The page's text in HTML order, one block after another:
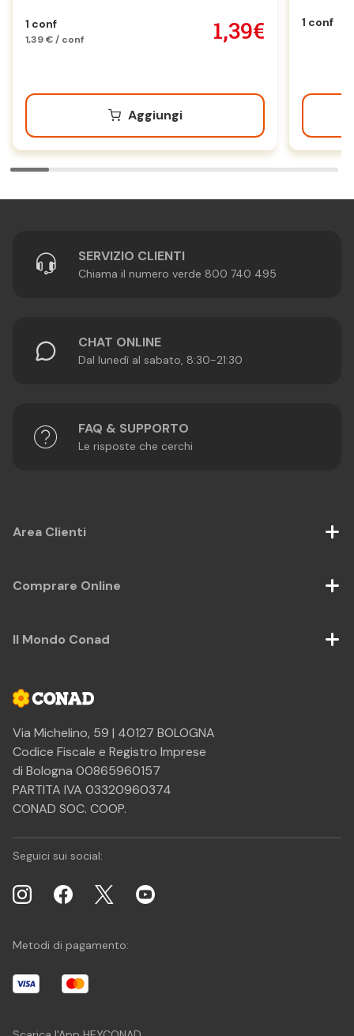
1 conf
1,39 € / conf 1,39€
Aggiungi
1 conf
SERVIZIO CLIENTI
Chiama il numero verde 800 740 495
CHAT ONLINE
Dal lunedì al sabato, 8:30-21:30
FAQ & SUPPORTO
Le risposte che cerchi
Via Michelino, 59 | 40127 BOLOGNA
Codice Fiscale e Registro Imprese
di Bologna 00865960157
PARTITA IVA 03320960374
CONAD SOC. COOP.
Area Clienti
Comprare Online
Il Mondo Conad
Seguici sui social:
Metodi di pagamento: